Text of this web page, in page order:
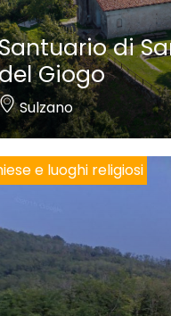
di
Giogo
Sulzano
e luoghi religiosi